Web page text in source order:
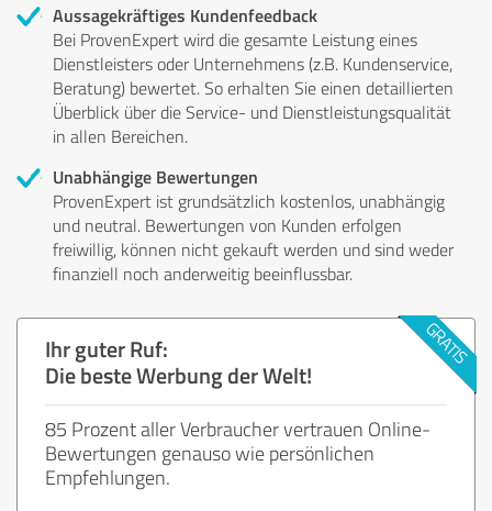
Aussagekräftiges Kundenfeedback
Bei ProvenExpert wird die gesamte Leistung eines
Dienstleisters oder Unternehmens (z.B. Kundenservice,
Beratung) bewertet. So erhalten Sie einen detaillierten
Überblick über die Service- und Dienstleistungsqualität
in allen Bereichen.
Unabhängige Bewertungen
ProvenExpert ist grundsätzlich kostenlos, unabhängig
und neutral. Bewertungen von Kunden erfolgen
freiwillig, können nicht gekauft werden und sind weder
finanziell noch anderweitig beeinflussbar.
Ihr guter Ruf:
Die beste Werbung der Welt!
85 Prozent aller Verbraucher vertrauen Online-
Bewertungen genauso wie persönlichen
Empfehlungen.